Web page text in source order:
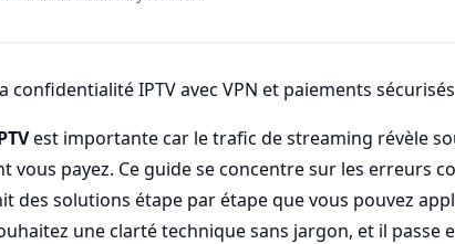
est importante car le trafic de streaming révèle
vous payez. Ce guide se concentre sur les erreurs
des solutions étape par étape que vous pouvez
une clarté technique sans jargon, et il passe